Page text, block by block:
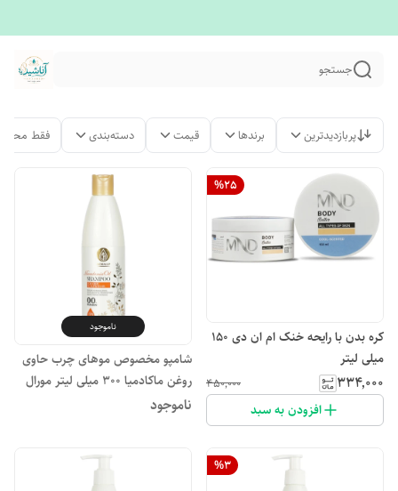
جستجو
پربازدیدترین برندها قیمت دسته‌بندی فقط
%25
کره بدن با رایحه خنک ام ان دی ۱۵۰
میلی لیتر
۳۳۴٬۰۰۰ ۴۵۰٬۰۰۰
افزودن به سبد
ناموجود
شامپو مخصوص موهای چرب حاوی
روغن ماکادمیا ۳۰۰ میلی لیتر مورال
آپ
ناموجود
%3